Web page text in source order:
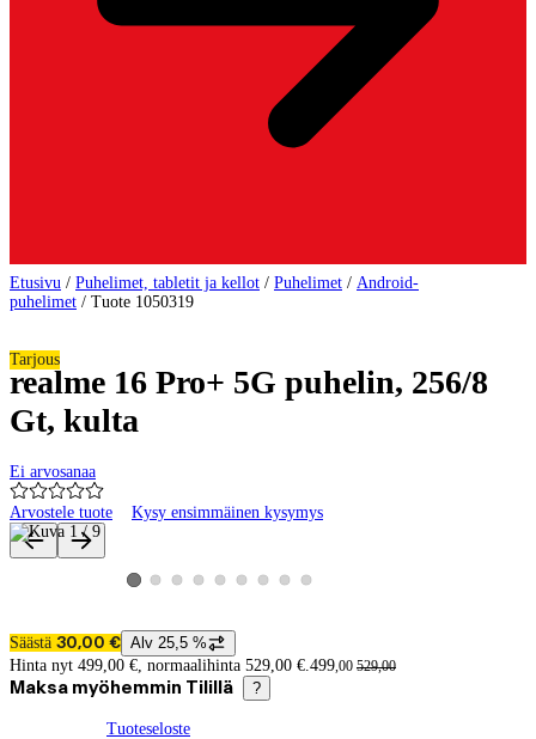
Etusivu / Puhelimet, tabletit ja kellot / Puhelimet / Android-
puhelimet / Tuote 1050319
realme 16 Pro+ 5G puhelin, 256/8
Gt, kulta
Ei arvosanaa
Arvostele tuote Kysy ensimmäinen kysymys
Tarjous
Tuotteen kuvat ja videot
Katso tuotekuva 1
Katso tuotekuva 2
Katso tuotekuva 3
Katso tuotekuva 4
Katso tuotekuva 5
Katso tuotekuva 6
Katso tuotekuva 7
Katso tuotekuva 8
Katso tuotekuva 9
Hintatiedot
Säästä 30,00 €
Alv 25,5 %
Hinta nyt 499,00 €, normaalihinta 529,00 €. 499,00 529,00
Maksa myöhemmin Tilillä ?
Tuoteseloste